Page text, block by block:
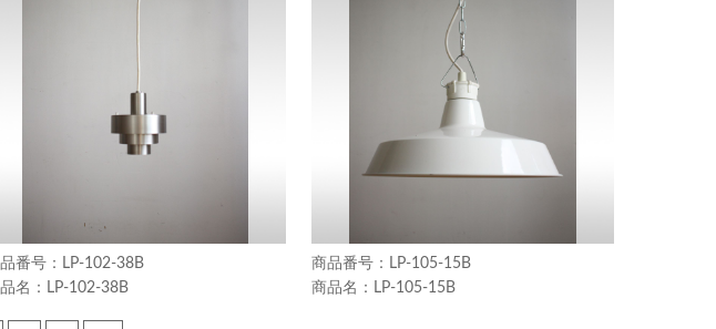
LP-102-38B
LP-102-38B
LP-105-15B
LP-105-15B